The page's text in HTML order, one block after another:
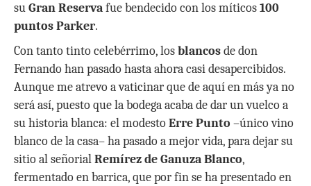
suGran Reservafue bendecido con los míticos100
puntos Parker.
Con tanto tinto celebérrimo, losblancosde don
Fernando han pasado hasta ahora casi desapercibidos.
Aunque me atrevo a vaticinar que de aquí en más ya no
será así, puesto que la bodega acaba de dar un vuelco a
su historia blanca: el modestoErre Punto –único vino
blanco de la casa– ha pasado a mejor vida, para dejar su
sitio al señorialRemírez de Ganuza Blanco,
fermentado en barrica, que por fin se ha presentado en